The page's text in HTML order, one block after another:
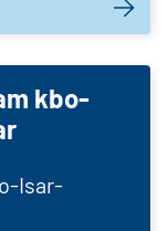
kbo-
Isar-